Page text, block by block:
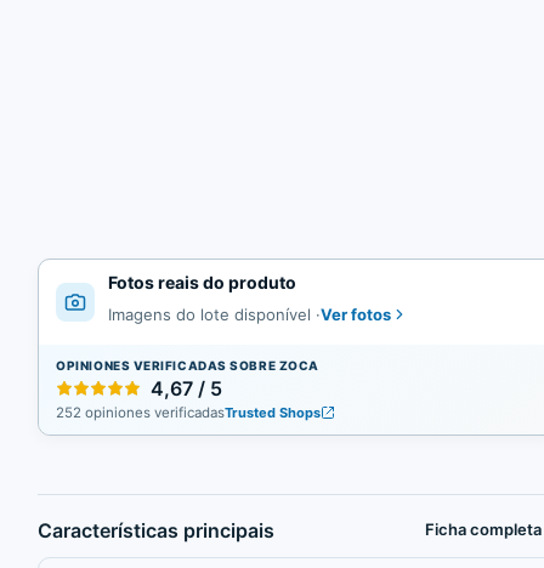
Fotos reais do produto
Imagens do lote disponível ·Ver fotos
OPINIONES VERIFICADAS SOBRE ZOCA
4,67 / 5
252 opiniones verificadasTrusted Shops
Características principais Ficha completa